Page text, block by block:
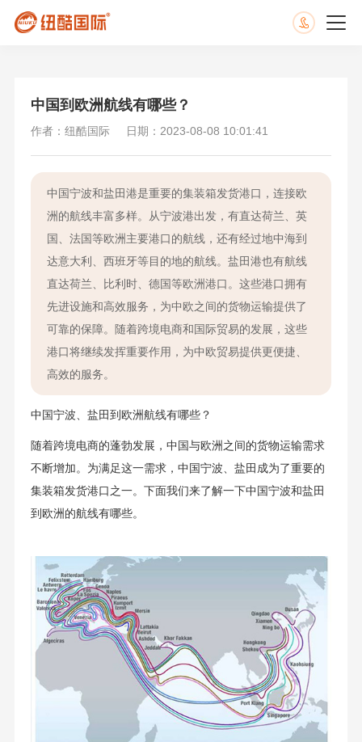
中国到欧洲航线有哪些？
作者：纽酷国际 日期：2023-08-08 10:01:41
中国宁波和盐田港是重要的集装箱发货港口，连接欧
洲的航线丰富多样。从宁波港出发，有直达荷兰、英
国、法国等欧洲主要港口的航线，还有经过地中海到
达意大利、西班牙等目的地的航线。盐田港也有航线
直达荷兰、比利时、德国等欧洲港口。这些港口拥有
先进设施和高效服务，为中欧之间的货物运输提供了
可靠的保障。随着跨境电商和国际贸易的发展，这些
港口将继续发挥重要作用，为中欧贸易提供更便捷、
高效的服务。
中国宁波、盐田到欧洲航线有哪些？
随着跨境电商的蓬勃发展，中国与欧洲之间的货物运输需求
不断增加。为满足这一需求，中国宁波、盐田成为了重要的
集装箱发货港口之一。下面我们来了解一下中国宁波和盐田
到欧洲的航线有哪些。